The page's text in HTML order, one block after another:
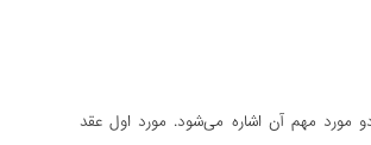
مورد مهم آن اشاره می‌شود. مورد اول عقد